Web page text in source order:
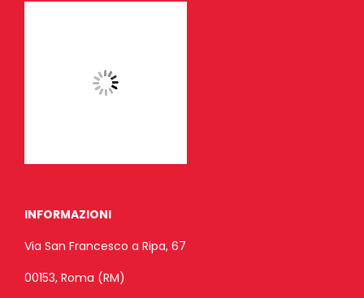
INFORMAZIONI
Via San Francesco a Ripa, 67
00153, Roma (RM)